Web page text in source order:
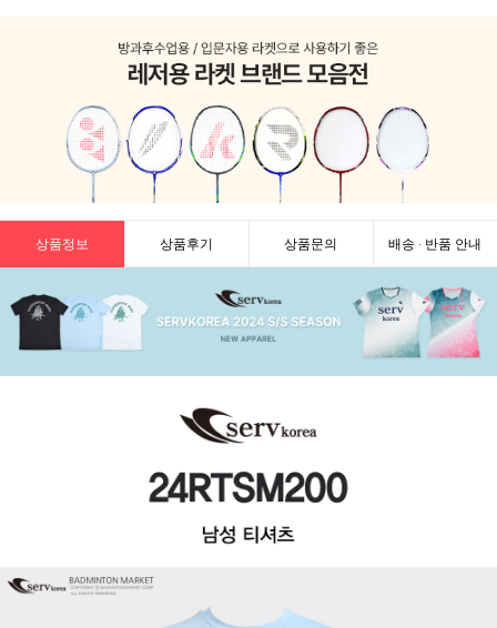
상품정보 상품후기 상품문의 배송 · 반품 안내